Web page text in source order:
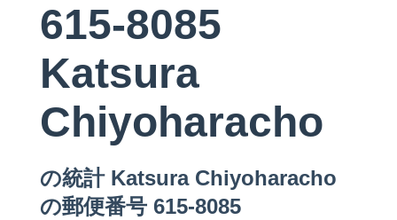
615-8085
Katsura
Chiyoharacho
の統計 Katsura Chiyoharacho
の郵便番号 615-8085